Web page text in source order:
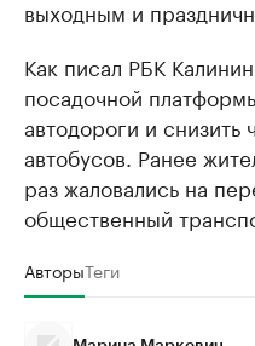
выходным и
Как писал РБК
посадочной
автодороги и снизить
автобусов. Ранее
раз жаловались на
общественный
АвторыТеги